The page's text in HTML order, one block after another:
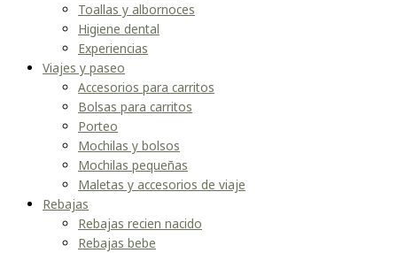
Toallas y albornoces
Higiene dental
Experiencias
Viajes y paseo
Accesorios para carritos
Bolsas para carritos
Porteo
Mochilas y bolsos
Mochilas pequeñas
Maletas y accesorios de viaje
Rebajas
Rebajas recien nacido
Rebajas bebe